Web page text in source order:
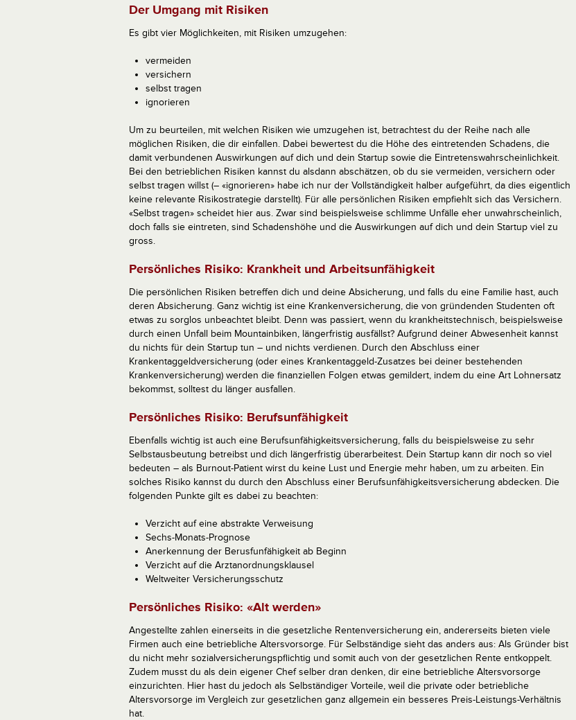
Der Umgang mit Risiken
Es gibt vier Möglichkeiten, mit Risiken umzugehen:
vermeiden
versichern
selbst tragen
ignorieren
Um zu beurteilen, mit welchen Risiken wie umzugehen ist, betrachtest du der Reihe nach alle
möglichen Risiken, die dir einfallen. Dabei bewertest du die Höhe des eintretenden Schadens, die
damit verbundenen Auswirkungen auf dich und dein Startup sowie die Eintretenswahrscheinlichkeit.
Bei den betrieblichen Risiken kannst du alsdann abschätzen, ob du sie vermeiden, versichern oder
selbst tragen willst (– «ignorieren» habe ich nur der Vollständigkeit halber aufgeführt, da dies eigentlich
keine relevante Risikostrategie darstellt). Für alle persönlichen Risiken empfiehlt sich das Versichern.
«Selbst tragen» scheidet hier aus. Zwar sind beispielsweise schlimme Unfälle eher unwahrscheinlich,
doch falls sie eintreten, sind Schadenshöhe und die Auswirkungen auf dich und dein Startup viel zu
gross.
Persönliches Risiko: Krankheit und Arbeitsunfähigkeit
Die persönlichen Risiken betreffen dich und deine Absicherung, und falls du eine Familie hast, auch
deren Absicherung. Ganz wichtig ist eine Krankenversicherung, die von gründenden Studenten oft
etwas zu sorglos unbeachtet bleibt. Denn was passiert, wenn du krankheitstechnisch, beispielsweise
durch einen Unfall beim Mountainbiken, längerfristig ausfällst? Aufgrund deiner Abwesenheit kannst
du nichts für dein Startup tun – und nichts verdienen. Durch den Abschluss einer
Krankentaggeldversicherung (oder eines Krankentaggeld-Zusatzes bei deiner bestehenden
Krankenversicherung) werden die finanziellen Folgen etwas gemildert, indem du eine Art Lohnersatz
bekommst, solltest du länger ausfallen.
Persönliches Risiko: Berufsunfähigkeit
Ebenfalls wichtig ist auch eine Berufsunfähigkeitsversicherung, falls du beispielsweise zu sehr
Selbstausbeutung betreibst und dich längerfristig überarbeitest. Dein Startup kann dir noch so viel
bedeuten – als Burnout-Patient wirst du keine Lust und Energie mehr haben, um zu arbeiten. Ein
solches Risiko kannst du durch den Abschluss einer Berufsunfähigkeitsversicherung abdecken. Die
folgenden Punkte gilt es dabei zu beachten:
Verzicht auf eine abstrakte Verweisung
Sechs-Monats-Prognose
Anerkennung der Berusfunfähigkeit ab Beginn
Verzicht auf die Arztanordnungsklausel
Weltweiter Versicherungsschutz
Persönliches Risiko: «Alt werden»
Angestellte zahlen einerseits in die gesetzliche Rentenversicherung ein, andererseits bieten viele
Firmen auch eine betriebliche Altersvorsorge. Für Selbständige sieht das anders aus: Als Gründer bist
du nicht mehr sozialversicherungspflichtig und somit auch von der gesetzlichen Rente entkoppelt.
Zudem musst du als dein eigener Chef selber dran denken, dir eine betriebliche Altersvorsorge
einzurichten. Hier hast du jedoch als Selbständiger Vorteile, weil die private oder betriebliche
Altersvorsorge im Vergleich zur gesetzlichen ganz allgemein ein besseres Preis-Leistungs-Verhältnis
hat.